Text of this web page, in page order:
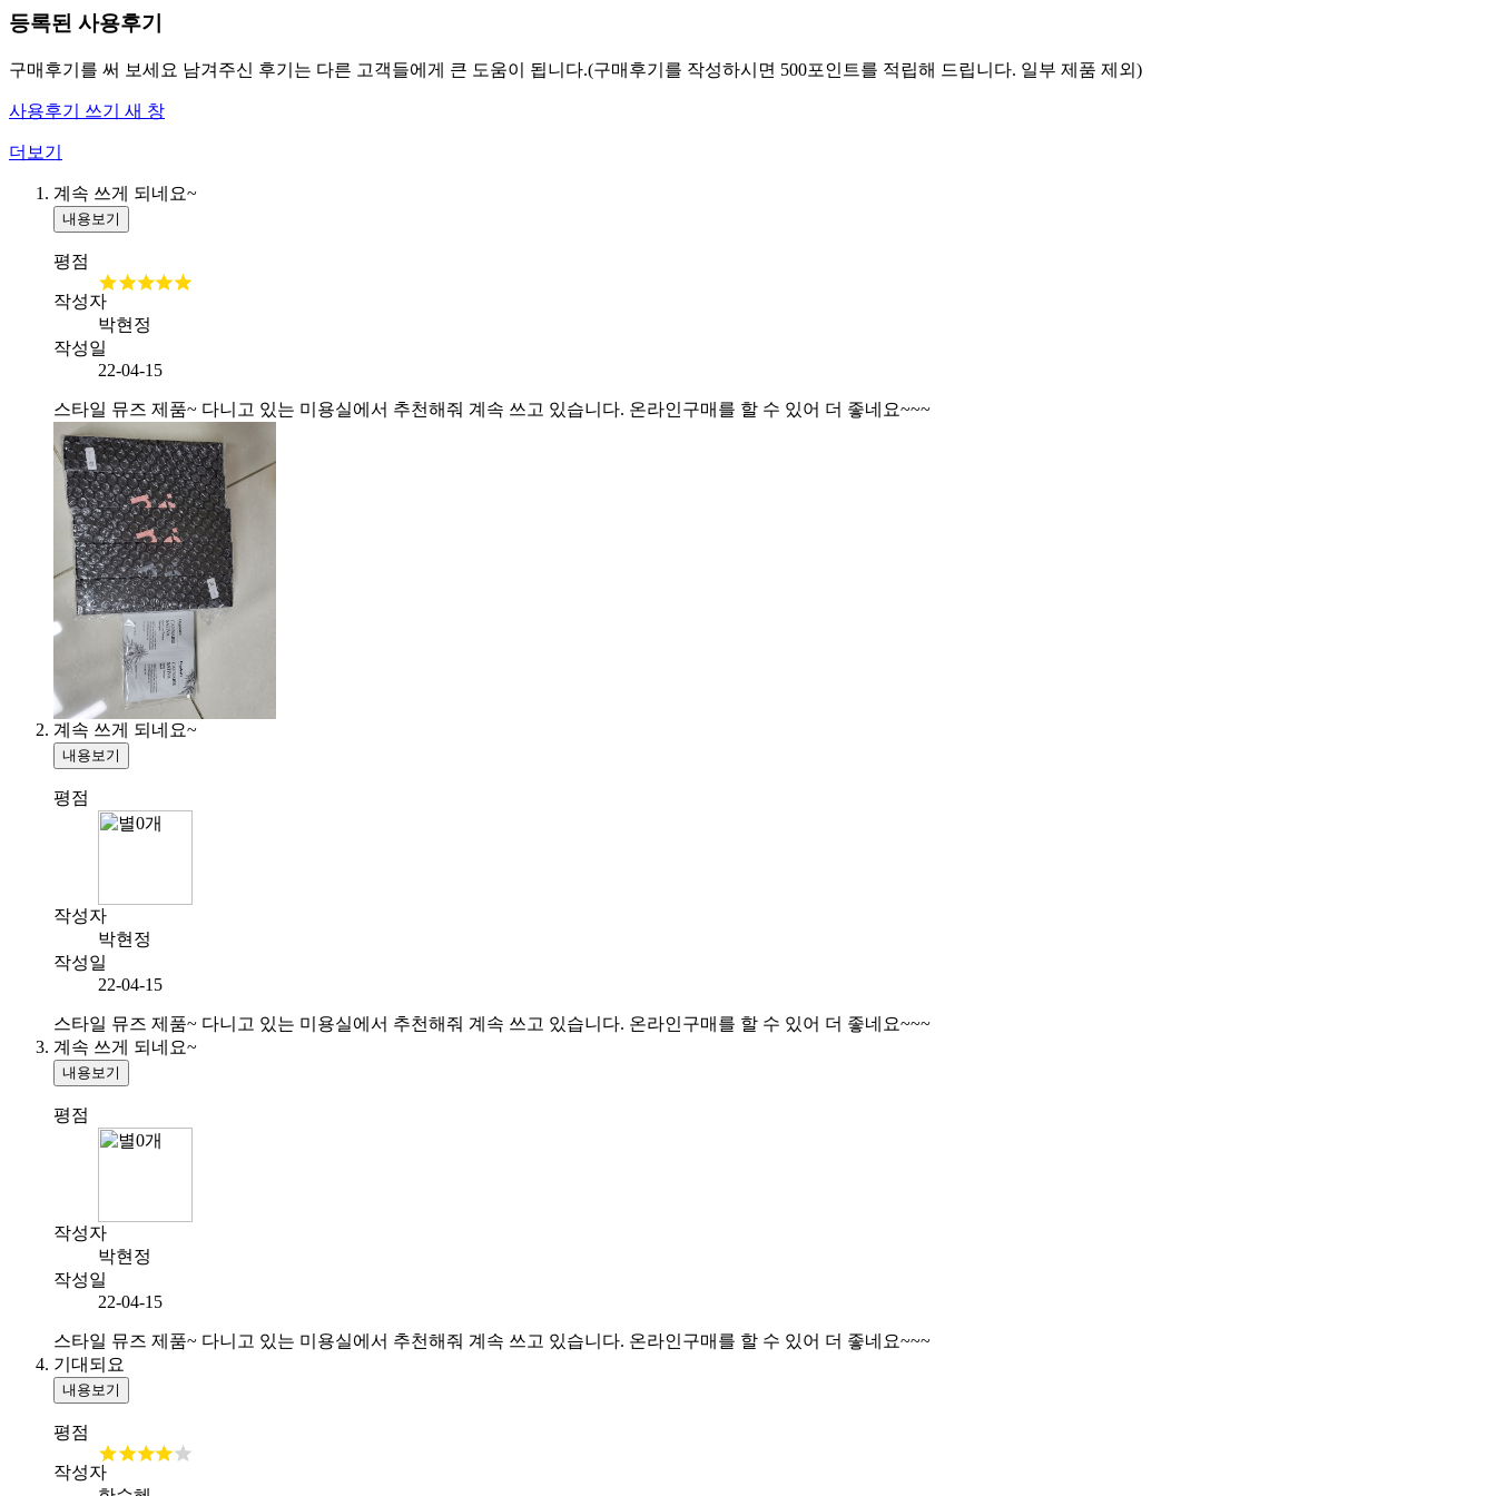
등록된 사용후기
구매후기를 써 보세요 남겨주신 후기는 다른 고객들에게 큰 도움이 됩니다.(구매후기를 작성하시면 500포인트를 적립해 드립니다. 일부 제품 제외)
사용후기 쓰기 새 창
더보기
계속 쓰게 되네요~
내용보기
평점
작성자
박현정
작성일
22-04-15
스타일 뮤즈 제품~ 다니고 있는 미용실에서 추천해줘 계속 쓰고 있습니다. 온라인구매를 할 수 있어 더 좋네요~~~
계속 쓰게 되네요~
내용보기
평점
작성자
박현정
작성일
22-04-15
스타일 뮤즈 제품~ 다니고 있는 미용실에서 추천해줘 계속 쓰고 있습니다. 온라인구매를 할 수 있어 더 좋네요~~~
계속 쓰게 되네요~
내용보기
평점
작성자
박현정
작성일
22-04-15
스타일 뮤즈 제품~ 다니고 있는 미용실에서 추천해줘 계속 쓰고 있습니다. 온라인구매를 할 수 있어 더 좋네요~~~
기대되요
내용보기
평점
작성자